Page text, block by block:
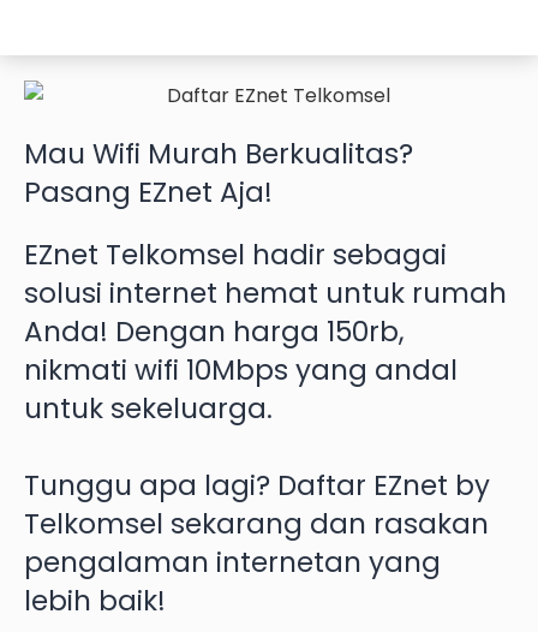
Mau Wifi Murah Berkualitas?
Pasang EZnet Aja!
EZnet Telkomsel hadir sebagai
solusi internet hemat untuk rumah
Anda! Dengan harga 150rb,
nikmati wifi 10Mbps yang andal
untuk sekeluarga.
Tunggu apa lagi? Daftar EZnet by
Telkomsel sekarang dan rasakan
pengalaman internetan yang
lebih baik!